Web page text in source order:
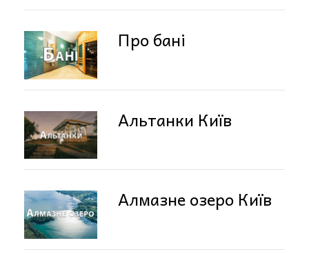
Про бані
Альтанки Київ
Алмазне озеро Київ